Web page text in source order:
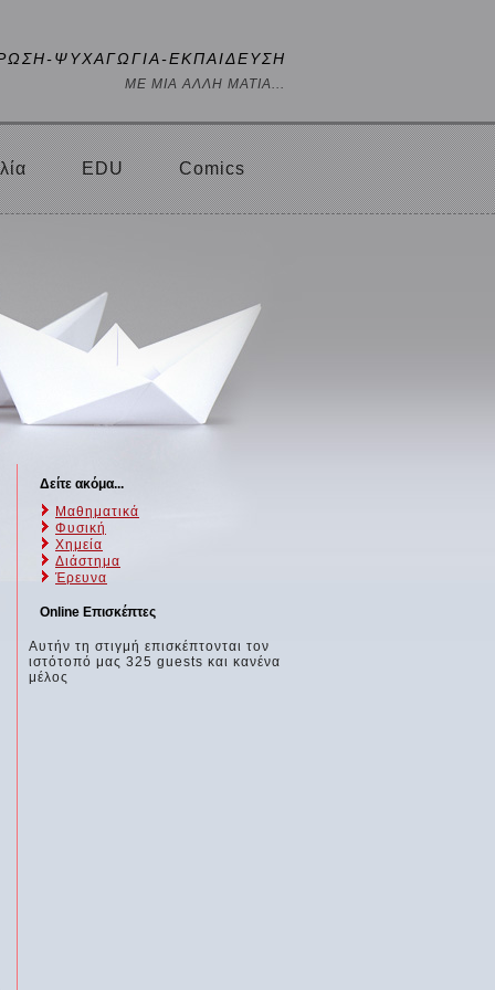
ΨΥΧΑΓΩΓΙΑ-ΕΚΠΑΙΔΕΥΣΗ
ΜΕ ΜΙΑ ΑΛΛΗ ΜΑΤΙΑ...
EDU Comics
Δείτε ακόμα...
Μαθηματικά
Φυσική
Χημεία
Διάστημα
Έρευνα
Online Επισκέπτες
Αυτήν τη στιγμή επισκέπτονται τον
ιστότοπό μας 325 guests και κανένα
μέλος